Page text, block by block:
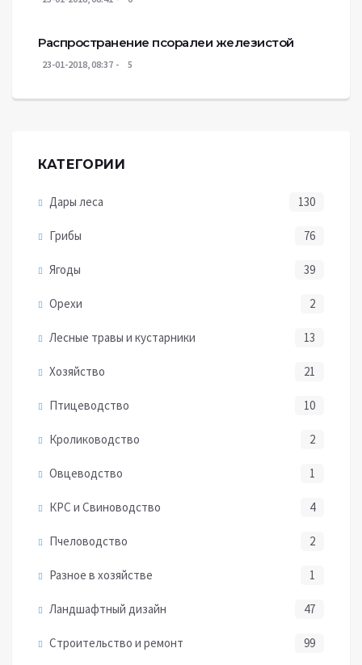
Распространение псоралеи железистой
23-01-2018, 08:37 5
КАТЕГОРИИ
Дары леса 130
Грибы 76
Ягоды 39
Орехи 2
Лесные травы и кустарники 13
Хозяйство 21
Птицеводство 10
Кролиководство 2
Овцеводство 1
КРС и Свиноводство 4
Пчеловодство 2
Разное в хозяйстве 1
Ландшафтный дизайн 47
Строительство и ремонт 99